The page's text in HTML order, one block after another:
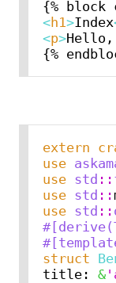
<h1>Index
<p>Hello,
extern
use
use std ::
use std ::
use std ::
struct
title: &